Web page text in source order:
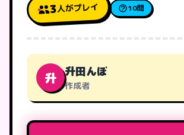
3人がプレイ 10問
升 升田んぼ
作成者